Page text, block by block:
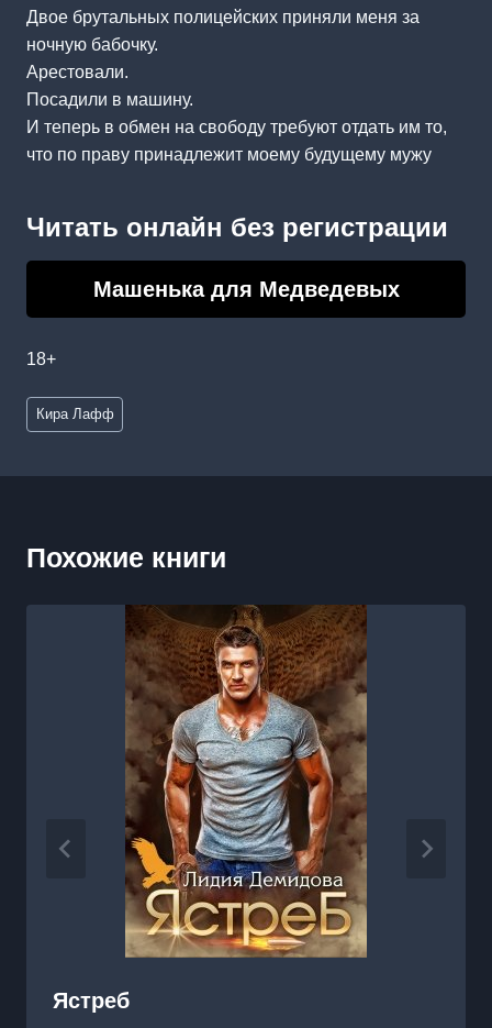
Двое брутальных полицейских приняли меня за
ночную бабочку.
Арестовали.
Посадили в машину.
И теперь в обмен на свободу требуют отдать им то,
что по праву принадлежит моему будущему мужу
Читать онлайн без регистрации
Машенька для Медведевых
18+
Метки
записи:
Кира Лафф
Похожие книги
Ястреб